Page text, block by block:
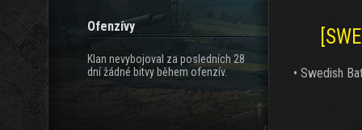
Ofenzívy
Klan nevybojoval za posledních 28
dní žádné bitvy během ofenzív.
• Swedish